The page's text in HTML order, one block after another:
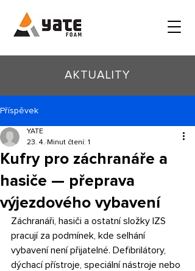
AKTUALITY
Příspěvek
Kufry pro záchranáře a
hasiče — přeprava
výjezdového vybavení
YATE
23. 4. Minut čtení: 1
Záchranáři, hasiči a ostatní složky IZS
pracují za podmínek, kde selhání
vybavení není přijatelné. Defibrilátory,
dýchací přístroje, speciální nástroje nebo